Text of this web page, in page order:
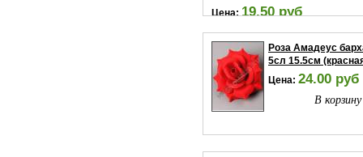
Цена:19.50 руб
В
Роза Амадеус
5сл 15.5см
Цена: 24.00 руб
В